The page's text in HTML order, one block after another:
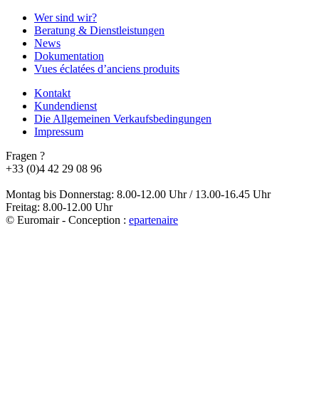
Wer sind wir?
Beratung & Dienstleistungen
News
Dokumentation
Vues éclatées d’anciens produits
Kontakt
Kundendienst
Die Allgemeinen Verkaufsbedingungen
Impressum
Fragen ?
+33 (0)4 42 29 08 96
Montag bis Donnerstag: 8.00-12.00 Uhr / 13.00-16.45 Uhr
Freitag: 8.00-12.00 Uhr
© Euromair - Conception : epartenaire